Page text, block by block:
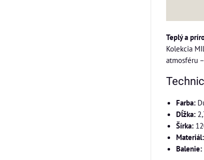
Teplý a
Kolekcia
atmosféru
Farba:
Dĺžka:
Šírka:
Materiál:
Balenie: